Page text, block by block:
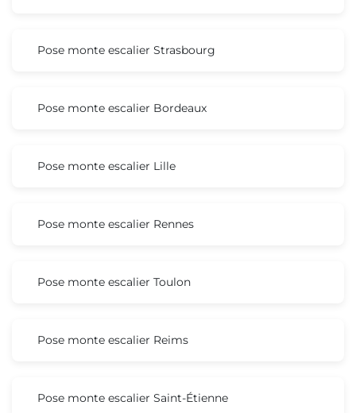
Pose monte escalier Strasbourg
Pose monte escalier Bordeaux
Pose monte escalier Lille
Pose monte escalier Rennes
Pose monte escalier Toulon
Pose monte escalier Reims
Pose monte escalier Saint-Étienne